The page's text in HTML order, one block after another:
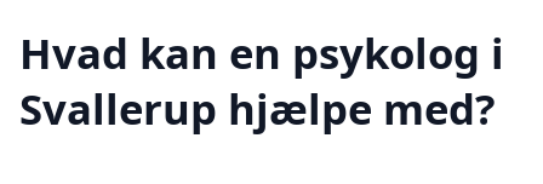
Hvad kan en psykolog i
Svallerup hjælpe med?